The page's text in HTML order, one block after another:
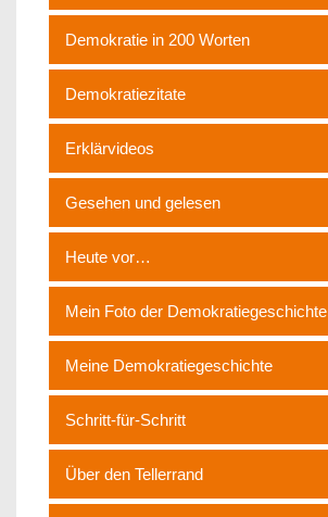
Demokratie in 200 Worten
Demokratiezitate
Erklärvideos
Gesehen und gelesen
Heute vor…
Mein Foto der Demokratiegeschichte
Meine Demokratiegeschichte
Schritt-für-Schritt
Über den Tellerrand